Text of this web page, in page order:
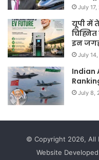
July
यूपी में
इन
July
Indian
July 8,
© Copyright 2026, All
Website